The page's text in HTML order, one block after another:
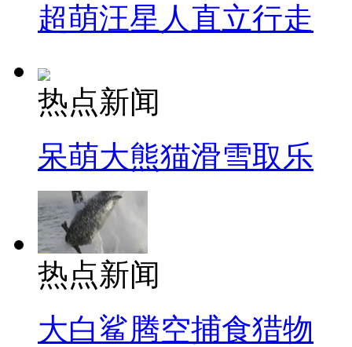
超萌汪星人直立行走
热点新闻
呆萌大熊猫滑雪取乐
热点新闻
大白鲨腾空捕食猎物